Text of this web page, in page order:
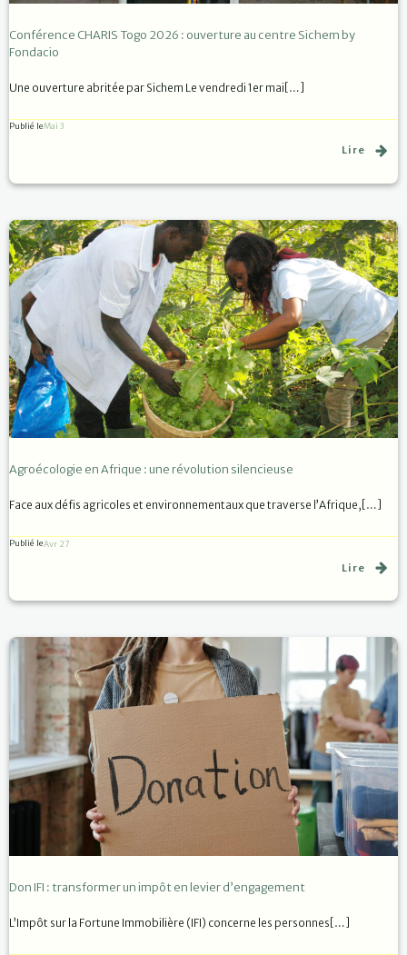
Conférence CHARIS Togo 2026 : ouverture au centre Sichem by
Fondacio
Une ouverture abritée par Sichem Le vendredi 1er mai[…]
Publié leMai 3
Lire
Agroécologie en Afrique : une révolution silencieuse
Face aux défis agricoles et environnementaux que traverse l’Afrique,[…]
Publié leAvr 27
Lire
Don IFI : transformer un impôt en levier d’engagement
L’Impôt sur la Fortune Immobilière (IFI) concerne les personnes[…]